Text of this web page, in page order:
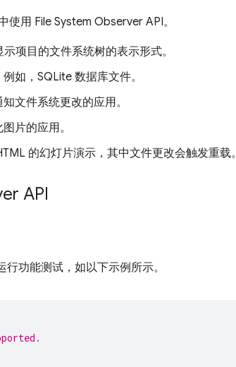
用 File System Observer API。
项目的文件系统树的表示形式。
如，SQLite 数据库文件。
文件系统更改的应用。
片的应用。
的幻灯片演示，其中文件更改会触发重载。
API
功能测试，如以下示例所示。